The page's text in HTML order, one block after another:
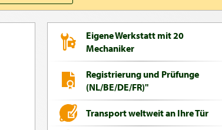
Eigene Werkstatt mit 20
Mechaniker
Registrierung und Prüfunge
(NL/BE/DE/FR)"
Transport weltweit an Ihre Tür